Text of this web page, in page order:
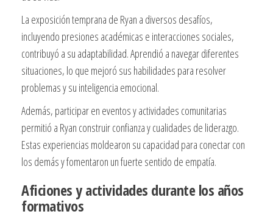
La exposición temprana de Ryan a diversos desafíos,
incluyendo presiones académicas e interacciones sociales,
contribuyó a su adaptabilidad. Aprendió a navegar diferentes
situaciones, lo que mejoró sus habilidades para resolver
problemas y su inteligencia emocional.
Además, participar en eventos y actividades comunitarias
permitió a Ryan construir confianza y cualidades de liderazgo.
Estas experiencias moldearon su capacidad para conectar con
los demás y fomentaron un fuerte sentido de empatía.
Aficiones y actividades durante los años
formativos